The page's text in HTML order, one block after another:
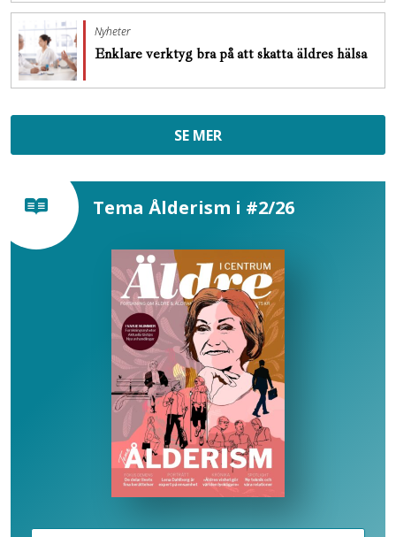
Nyheter
Enklare verktyg bra på att skatta äldres hälsa
SE MER
Tema Ålderism i #2/26